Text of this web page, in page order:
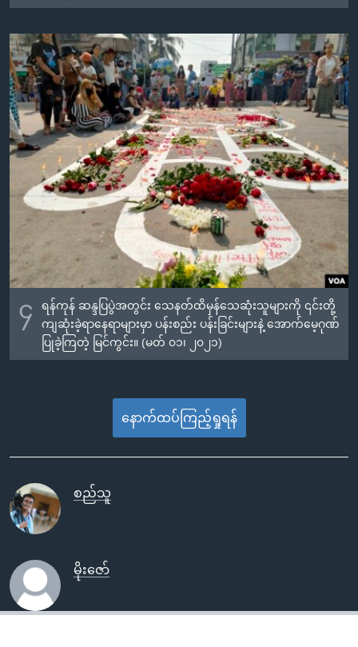
၄
ရန်ကုန် ဆန္ဒပြပွဲအတွင်း သေနတ်ထိမှန်သေဆုံးသူများကို ၎င်းတို့
ကျဆုံးခဲ့ရာနေရာများမှာ ပန်းစည်း ပန်းခြင်းများနဲ့ အောက်မေ့ဂုဏ်
ပြုခဲ့ကြတဲ့ မြင်ကွင်း။ (မတ် ၀၁၊ ၂၀၂၁)
နောက်ထပ်ကြည့်ရှုရန်
စည်သူ
မိုးဇော်